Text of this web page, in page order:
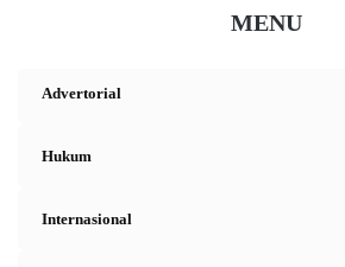
MENU
Advertorial
Hukum
Internasional